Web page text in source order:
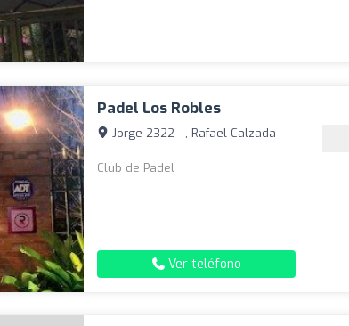
Padel Los Robles
Jorge 2322 - , Rafael Calzada
Club de Padel
Ver teléfono